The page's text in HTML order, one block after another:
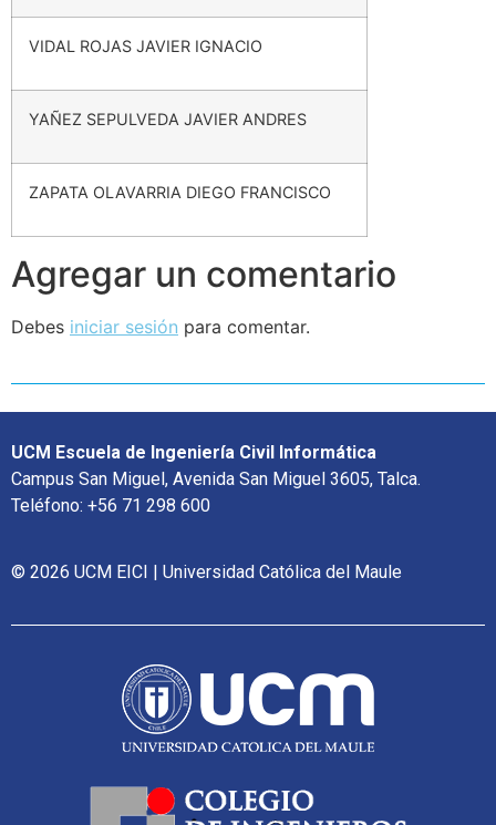
VIDAL ROJAS JAVIER IGNACIO
YAÑEZ SEPULVEDA JAVIER ANDRES
ZAPATA OLAVARRIA DIEGO FRANCISCO
Agregar un comentario
Debes iniciar sesión para comentar.
UCM Escuela de Ingeniería Civil Informática
Campus San Miguel, Avenida San Miguel 3605, Talca.
Teléfono: +56 71 298 600
© 2026 UCM EICI | Universidad Católica del Maule